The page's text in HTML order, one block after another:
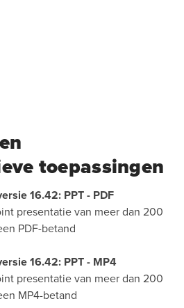
toepassingen
16.42: PPT - PDF
presentatie van meer dan 200
een PDF-betand
versie 16.42: PPT - MP4
presentatie van meer dan 200
een MP4-betand